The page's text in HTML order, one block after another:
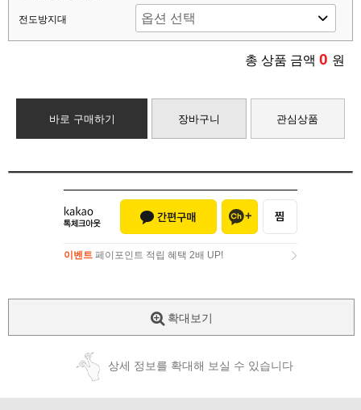
전도방지대
총 상품 금액 0 원
바로 구매하기 장바구니 관심상품
이벤트 페이포인트 적립 혜택 2배 UP!
확대보기
상세 정보를 확대해 보실 수 있습니다